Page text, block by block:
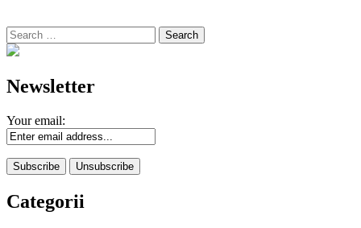
Search
for:
Newsletter
Your email:
Categorii